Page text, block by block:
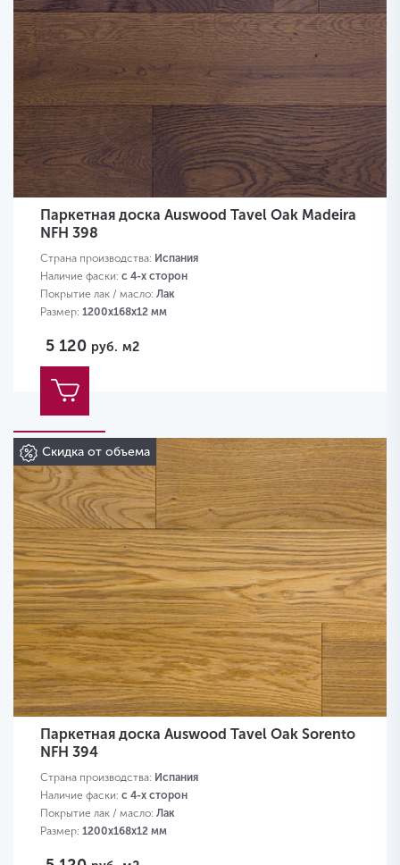
Паркетная доска Auswood Tavel Oak Madeira
NFH 398
Страна производства: Испания
Наличие фаски: с 4-х сторон
Покрытие лак / масло: Лак
Размер: 1200х168х12 мм
5 120 руб. м2
Скидка от объема
Паркетная доска Auswood Tavel Oak Sorento
NFH 394
Страна производства: Испания
Наличие фаски: с 4-х сторон
Покрытие лак / масло: Лак
Размер: 1200х168х12 мм